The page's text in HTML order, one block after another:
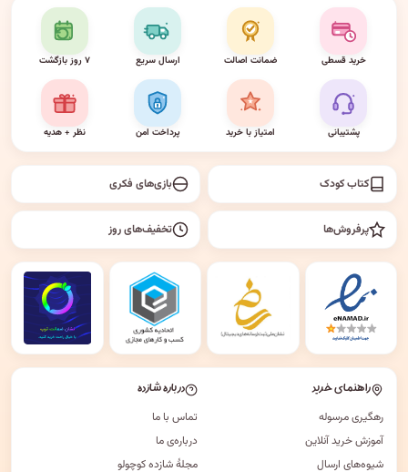
خرید قسطی ضمانت اصالت ارسال سریع ۷ روز بازگشت
پشتیبانی امتیاز با خرید پرداخت امن نظر + هدیه
کتاب کودک بازی‌های فکری
پرفروش‌ها تخفیف‌های روز
راهنمای خرید
رهگیری مرسوله
آموزش خرید آنلاین
شیوه‌های ارسال
درباره شازده
تماس با ما
درباره‌ی ما
مجلهٔ شازده کوچولو